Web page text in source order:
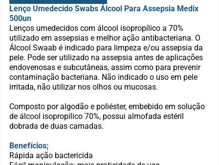
Lenço Umedecido Swabs Álcool Para Assepsia Medix
500un
Lenços umedecidos com álcool isopropílico a 70%
utilizado em assepsias e melhor ação antibacteriana. O
Álcool Swaab é indicado para limpeza e/ou assepsia da
pele. Pode ser utilizado na assepsia antes de aplicações
endovenosas e subcutâneas, assim como para prevenir
contaminação bacteriana. Não indicado o uso em pele
irritada, não utilizar nos olhos ou mucosas.
Composto por algodão e poliéster, embebido em solução
de álcool isopropílico 70%, possui almofada estéril
dobrada de duas camadas.
Benefícios;
Rápida ação bactericida